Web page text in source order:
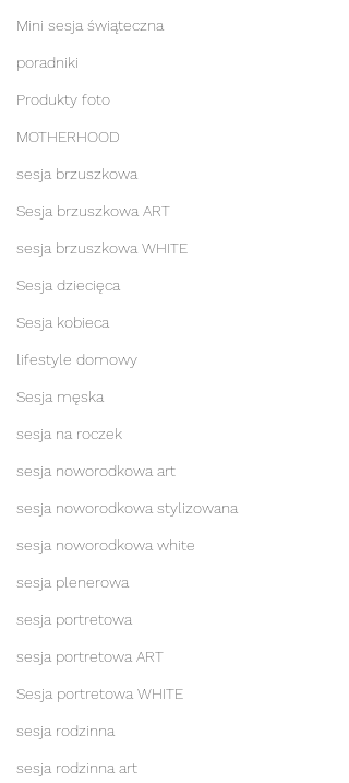
Mini sesja świąteczna
poradniki
Produkty foto
MOTHERHOOD
sesja brzuszkowa
Sesja brzuszkowa ART
sesja brzuszkowa WHITE
Sesja dziecięca
Sesja kobieca
lifestyle domowy
Sesja męska
sesja na roczek
sesja noworodkowa art
sesja noworodkowa stylizowana
sesja noworodkowa white
sesja plenerowa
sesja portretowa
sesja portretowa ART
Sesja portretowa WHITE
sesja rodzinna
sesja rodzinna art